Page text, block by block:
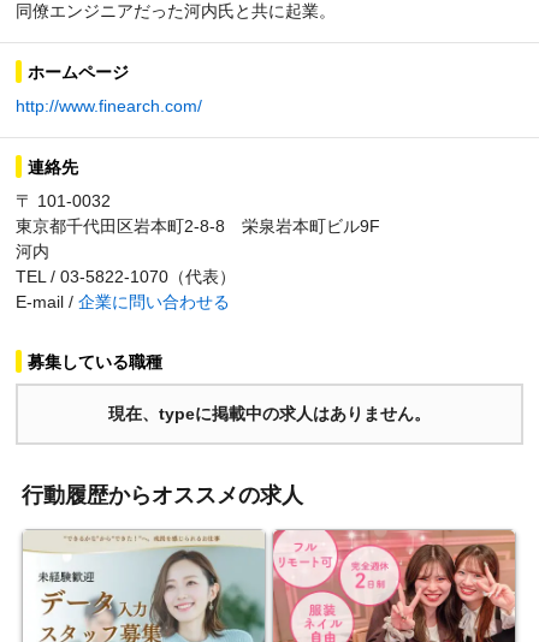
同僚エンジニアだった河内氏と共に起業。
ホームページ
http://www.finearch.com/
連絡先
〒 101-0032
東京都千代田区岩本町2-8-8 栄泉岩本町ビル9F
河内
TEL / 03-5822-1070（代表）
E-mail / 企業に問い合わせる
募集している職種
現在、typeに掲載中の求人はありません。
行動履歴からオススメの求人